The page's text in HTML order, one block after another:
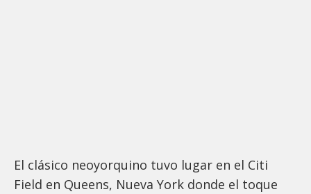
El clásico neoyorquino tuvo lugar en el Citi
Field en Queens, Nueva York donde el toque